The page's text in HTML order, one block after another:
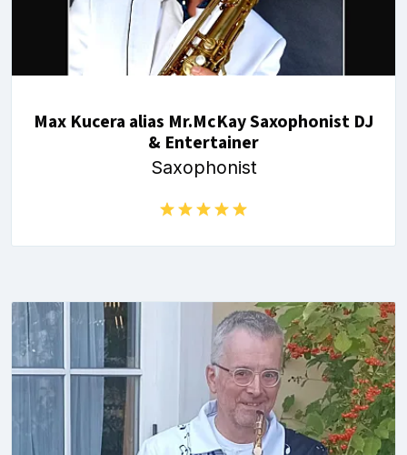
Max Kucera alias Mr.McKay Saxophonist DJ
& Entertainer
Saxophonist